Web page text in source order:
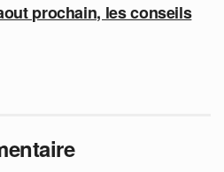
prochain, les conseils